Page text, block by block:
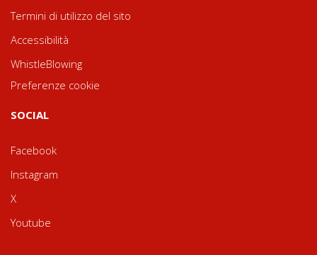
Termini di utilizzo del sito
Accessibilità
WhistleBlowing
Preferenze cookie
SOCIAL
Facebook
Instagram
X
Youtube